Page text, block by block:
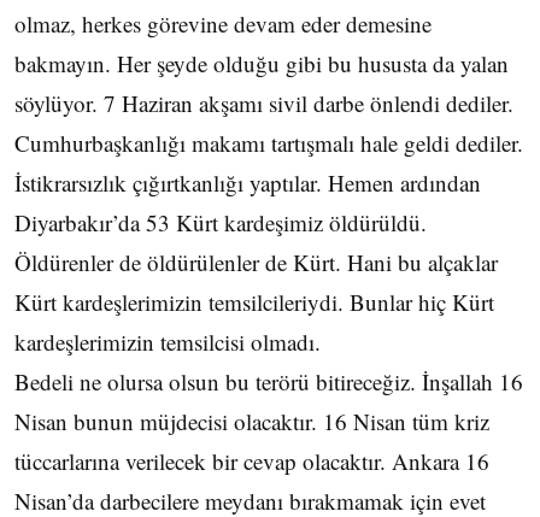
olmaz, herkes görevine devam eder demesine
bakmayın. Her şeyde olduğu gibi bu hususta da yalan
söylüyor. 7 Haziran akşamı sivil darbe önlendi dediler.
Cumhurbaşkanlığı makamı tartışmalı hale geldi dediler.
İstikrarsızlık çığırtkanlığı yaptılar. Hemen ardından
Diyarbakır’da 53 Kürt kardeşimiz öldürüldü.
Öldürenler de öldürülenler de Kürt. Hani bu alçaklar
Kürt kardeşlerimizin temsilcileriydi. Bunlar hiç Kürt
kardeşlerimizin temsilcisi olmadı.
Bedeli ne olursa olsun bu terörü bitireceğiz. İnşallah 16
Nisan bunun müjdecisi olacaktır. 16 Nisan tüm kriz
tüccarlarına verilecek bir cevap olacaktır. Ankara 16
Nisan’da darbecilere meydanı bırakmamak için evet